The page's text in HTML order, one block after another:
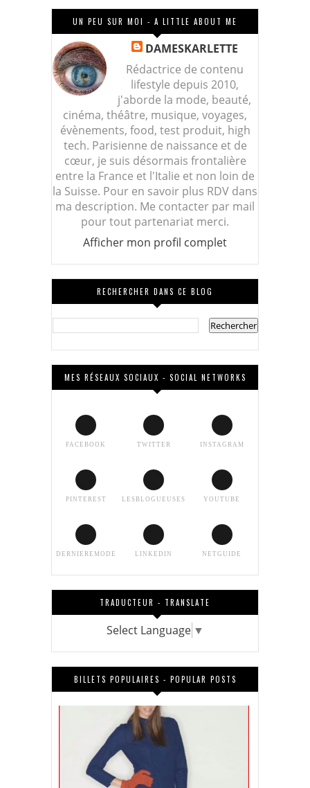
UN PEU SUR MOI - A LITTLE ABOUT ME
DAMESKARLETTE
Rédactrice de contenu
lifestyle depuis 2010,
j'aborde la mode, beauté,
cinéma, théâtre, musique, voyages,
évènements, food, test produit, high
tech. Parisienne de naissance et de
cœur, je suis désormais frontalière
entre la France et l'Italie et non loin de
la Suisse. Pour en savoir plus RDV dans
ma description. Me contacter par mail
pour tout partenariat merci.
Afficher mon profil complet
RECHERCHER DANS CE BLOG
MES RÉSEAUX SOCIAUX - SOCIAL NETWORKS
FACEBOOK TWITTER INSTAGRAM
PINTEREST LESBLOGUEUSES YOUTUBE
DERNIEREMODE LINKEDIN NETGUIDE
TRADUCTEUR - TRANSLATE
Select Language ▼
BILLETS POPULAIRES - POPULAR POSTS